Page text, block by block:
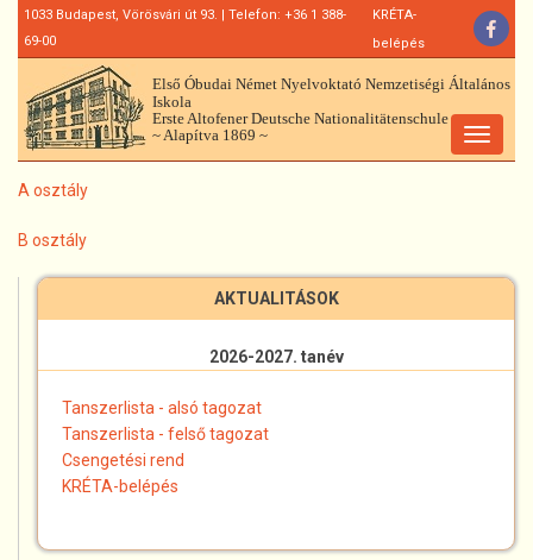
Ugrás1033 Budapest, Vörösvári út 93. | Telefon: +36 1 388-
69-00
KRÉTA-
belépés
Első Óbudai Német Nyelvoktató Nemzetiségi Általános
Iskola
Erste Altofener Deutsche Nationalitätenschule
~ Alapítva 1869 ~
Toggle
A osztály
B osztály
AKTUALITÁSOK
2026-2027. tanév
Tanszerlista - alsó tagozat
Tanszerlista - felső tagozat
Csengetési rend
KRÉTA-belépés